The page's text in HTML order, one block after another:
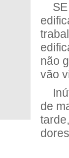
não
vão
de